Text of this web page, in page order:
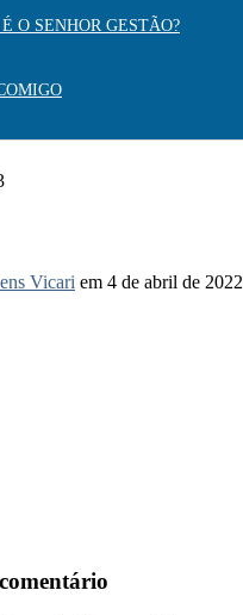
O SENHOR GESTÃO?
Vicari em 4 de abril de 2022